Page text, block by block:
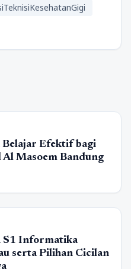
Belajar Efektif bagi
Masoem Bandung
S1 Informatika
serta Pilihan Cicilan